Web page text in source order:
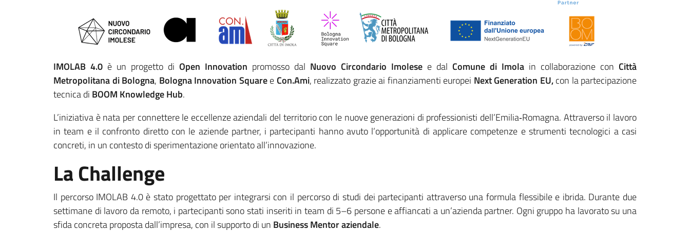
IMOLAB 4.0 è un progetto di Open Innovation promosso dal Nuovo Circondario Imolese e dal Comune di Imola in collaborazione con Città
Metropolitana di Bologna, Bologna Innovation Squaree Con.Ami, realizzato grazie ai finanziamenti europei Next Generation EU,con la partecipazione
tecnica di BOOM Knowledge Hub.
L’iniziativa è nata per connettere le eccellenze aziendali del territorio con le nuove generazioni di professionisti dell’Emilia‑Romagna. Attraverso il lavoro
in team e il confronto diretto con le aziende partner, i partecipanti hanno avuto l’opportunità di applicare competenze e strumenti tecnologici a casi
concreti, in un contesto di sperimentazione orientato all’innovazione.
La Challenge
Il percorso IMOLAB 4.0 è stato progettato per integrarsi con il percorso di studi dei partecipanti attraverso una formula flessibile e ibrida. Durante due
settimane di lavoro da remoto, i partecipanti sono stati inseriti in team di 5–6 persone e affiancati a un’azienda partner. Ogni gruppo ha lavorato su una
sfida concreta proposta dall’impresa, con il supporto di un Business Mentor aziendale.